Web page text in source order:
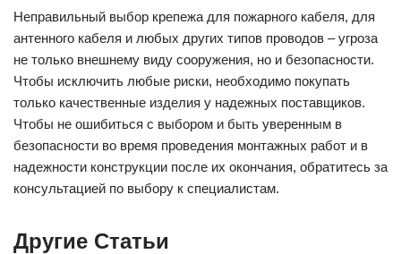
Неправильный выбор крепежа для пожарного кабеля, для
антенного кабеля и любых других типов проводов – угроза
не только внешнему виду сооружения, но и безопасности.
Чтобы исключить любые риски, необходимо покупать
только качественные изделия у надежных поставщиков.
Чтобы не ошибиться с выбором и быть уверенным в
безопасности во время проведения монтажных работ и в
надежности конструкции после их окончания, обратитесь за
консультацией по выбору к специалистам.
Другие Статьи